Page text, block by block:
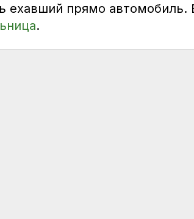
ехавший прямо автомобиль.
.